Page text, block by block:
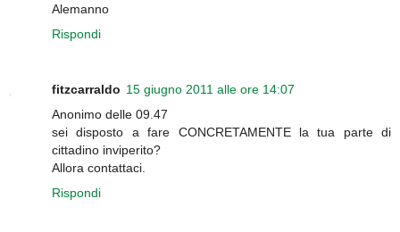
Alemanno
Rispondi
fitzcarraldo 15 giugno 2011 alle ore 14:07
Anonimo delle 09.47
sei disposto a fare CONCRETAMENTE la tua parte di
cittadino inviperito?
Allora contattaci.
Rispondi